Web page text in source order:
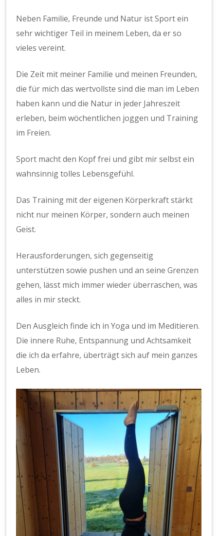
Neben Familie, Freunde und Natur ist Sport ein
sehr wichtiger Teil in meinem Leben, da er so
vieles vereint.
Die Zeit mit meiner Familie und meinen Freunden,
die für mich das wertvollste sind die man im Leben
haben kann und die Natur in jeder Jahreszeit
erleben, beim wöchentlichen joggen und Training
im Freien.
Sport macht den Kopf frei und gibt mir selbst ein
wahnsinnig tolles Lebensgefühl.
Das Training mit der eigenen Körperkraft stärkt
nicht nur meinen Körper, sondern auch meinen
Geist.
Herausforderungen, sich gegenseitig
unterstützen sowie pushen und an seine Grenzen
gehen, lässt mich immer wieder überraschen, was
alles in mir steckt.
Den Ausgleich finde ich in Yoga und im Meditieren.
Die innere Ruhe, Entspannung und Achtsamkeit
die ich da erfahre, überträgt sich auf mein ganzes
Leben.